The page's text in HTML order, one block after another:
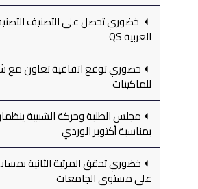
خضوري تحصل على التصنيف
العربية QS
خضوري توقع اتفاقية تعاون مع
للماكينات
مجلس الطلبة وحركة الشبيبة
بمناسبة أكتوبر الوردي
على مستوى الجامعات